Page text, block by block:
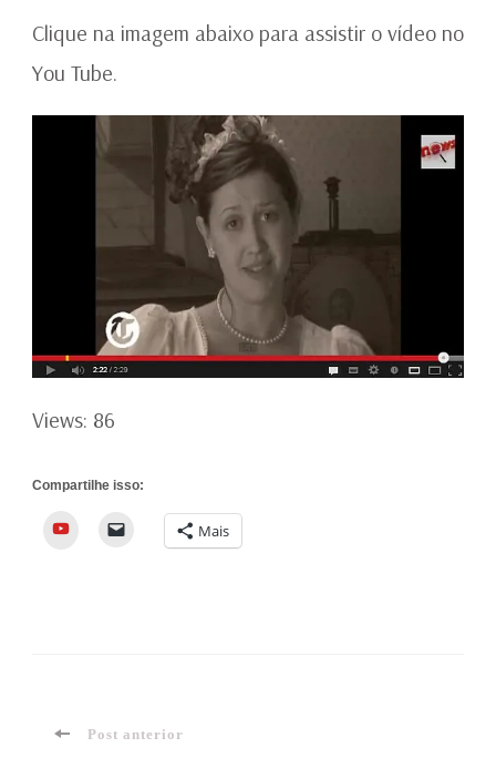
Clique na imagem abaixo para assistir o vídeo no
You Tube.
Views: 86
Compartilhe isso:
YouTube Mais
Post anterior